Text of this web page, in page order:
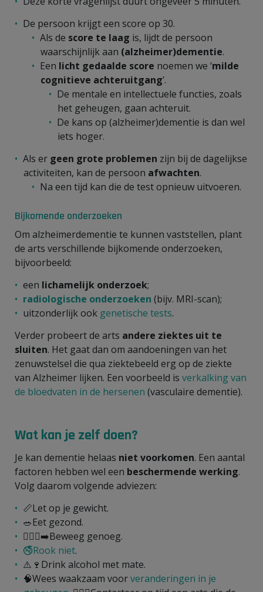
De persoon krijgt een score op 30.
Als de score te laag is, lijdt de persoon
waarschijnlijk aan (alzheimer)dementie.
Een licht gedaalde score noemen we ‘milde
cognitieve achteruitgang’.
De mentale en intellectuele functies, zoals
het geheugen, gaan achteruit.
De kans op (alzheimer)dementie is dan wel
iets hoger.
Als er geen grote problemen zijn bij de dagelijkse
activiteiten, kan de persoon afwachten.
Na een tijd kan die de test opnieuw uitvoeren.
Bijkomende onderzoeken
Om alzheimerdementie te kunnen vaststellen, plant
de arts verschillende bijkomende onderzoeken,
bijvoorbeeld:
een lichamelijk onderzoek;
radiologische onderzoeken (bijv. MRI-scan);
uitzonderlijk ook genetische tests.
Verder probeert de arts andere ziektes uit te
sluiten. Het gaat dan om aandoeningen van het
zenuwstelsel die qua ziektebeeld erg op de ziekte
van Alzheimer lijken. Een voorbeeld is verkalking van
de bloedvaten in de hersenen (vasculaire dementie).
Wat kan je zelf doen?
Je kan dementie helaas niet voorkomen. Een aantal
factoren hebben wel een beschermende werking.
Volg daarom volgende adviezen:
📏Let op je gewicht.
🥗Eet gezond.
🚶🏽‍♀️‍➡️‍Beweeg genoeg.
🚭Rook niet.
⚠️🍷Drink alcohol met mate.
🧠Wees waakzaam voorveranderingen in je